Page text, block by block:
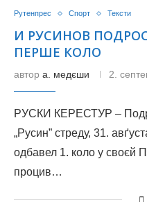
Рутенпрес Спорт Тексти
И РУСИНОВ
ПЕРШЕ КОЛО
автор а. медєши 2.
РУСКИ КЕРЕСТУР –
„Русин” стреду, 31.
одбавел 1. коло у своєй
процив…